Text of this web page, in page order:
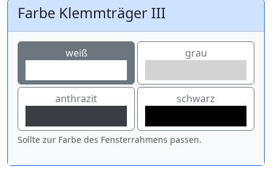
Farbe Klemmträger III
weiß grau
anthrazit schwarz
Sollte zur Farbe des Fensterrahmens passen.